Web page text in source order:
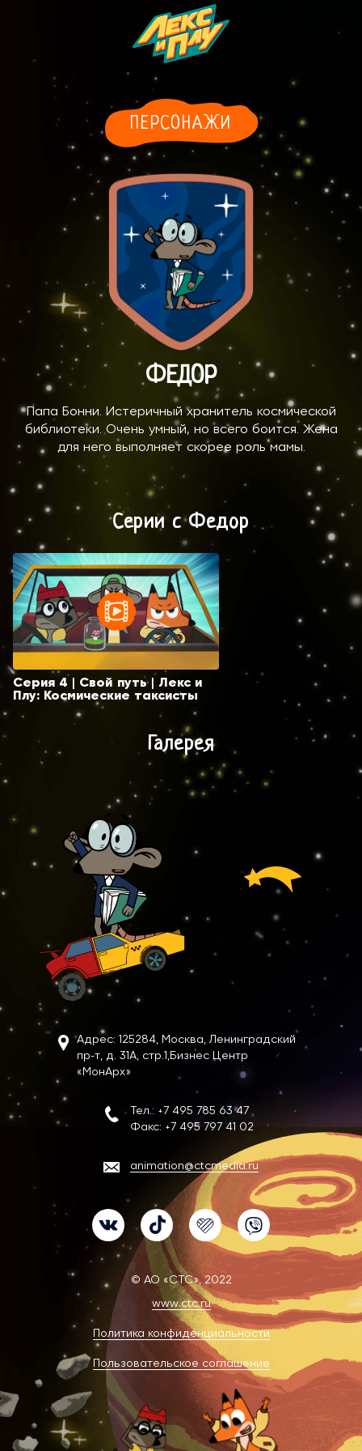
ПЕРСОНАЖИ
ФЕДОР
Папа Бонни. Истеричный хранитель космической
библиотеки. Очень умный, но всего боится. Жена
для него выполняет скорее роль мамы.
Серии с Федор
Серия 4 | Свой путь | Лекс и
Плу: Космические таксисты
Галерея
Адрес: 125284, Москва, Ленинградский
пр-т, д. 31А, стр.1, Бизнес Центр
«МонАрх»
Тел.: +7 495 785 63 47
Факс: +7 495 797 41 02
animation@ctcmedia.ru
VK TikTok Likee
© АО «СТС», 2022
www.ctc.ru
Политика конфиденциальности
Пользовательское соглашение